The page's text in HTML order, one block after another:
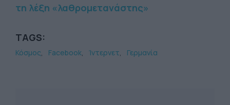
τη λέξη «λαθρομετανάστης»
TAGS:
Κόσμος Facebook Ίντερνετ Γερμανία